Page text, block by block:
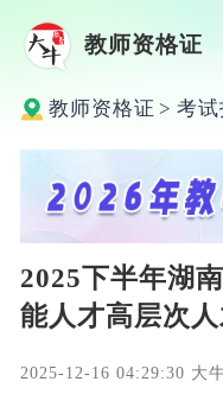
教师资格证
教师资格证 > 考试
2025下半年湖
能人才高层次
2025-12-16 04:29:30 大